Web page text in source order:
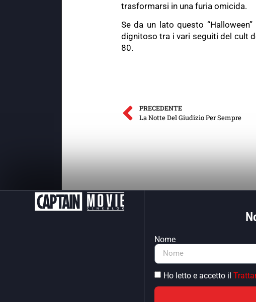
trasformarsi in una furia omicida.
Se da un lato questo
dignitoso tra i vari seguiti del cult
80.
PRECEDENTE
La Notte Del Giudizio Per Sempre
Nome
Ho letto e accetto il